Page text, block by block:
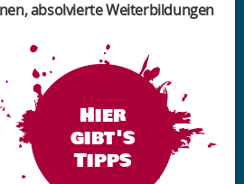
absolvierte Weiterbildungen
Hier
gibt's
Tipps